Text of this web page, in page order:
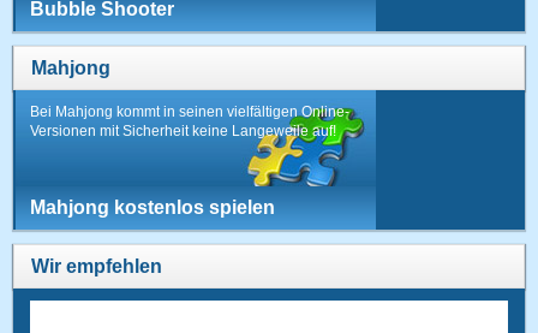
Bubble Shooter
Mahjong
Bei Mahjong kommt in seinen vielfältigen Online-
Versionen mit Sicherheit keine Langeweile auf!
Mahjong kostenlos spielen
Wir empfehlen